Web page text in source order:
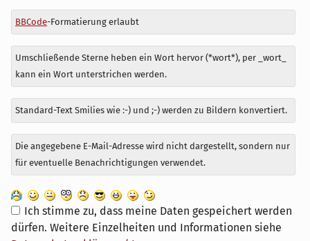
BBCode-Formatierung erlaubt
Umschließende Sterne heben ein Wort hervor (*wort*), per _wort_
kann ein Wort unterstrichen werden.
Standard-Text Smilies wie :-) und ;-) werden zu Bildern konvertiert.
Die angegebene E-Mail-Adresse wird nicht dargestellt, sondern nur
für eventuelle Benachrichtigungen verwendet.
Ich stimme zu, dass meine Daten gespeichert werden
dürfen. Weitere Einzelheiten und Informationen siehe